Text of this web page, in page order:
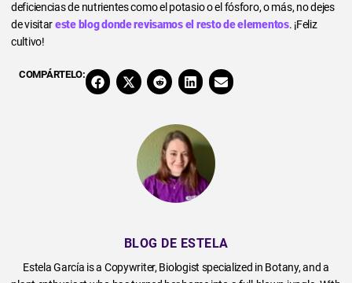
deficiencias de nutrientes como el potasio o el fósforo, o más, no dejes
de visitareste blog donde revisamos el resto de elementos. ¡Feliz
cultivo!
COMPÁRTELO:
BLOG DE ESTELA
Estela García is a Copywriter, Biologist specialized in Botany, and a